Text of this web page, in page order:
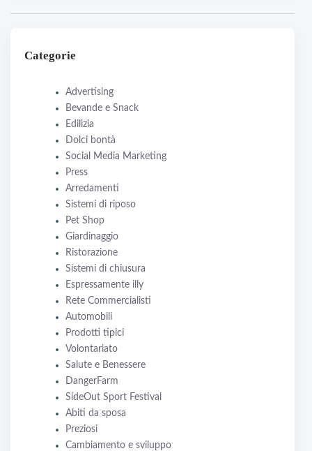
Categorie
Advertising
Bevande e Snack
Edilizia
Dolci bontà
Social Media Marketing
Press
Arredamenti
Sistemi di riposo
Pet Shop
Giardinaggio
Ristorazione
Sistemi di chiusura
Espressamente illy
Rete Commercialisti
Automobili
Prodotti tipici
Volontariato
Salute e Benessere
DangerFarm
SideOut Sport Festival
Abiti da sposa
Preziosi
Cambiamento e sviluppo